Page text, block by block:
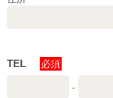
TEL 必須
-